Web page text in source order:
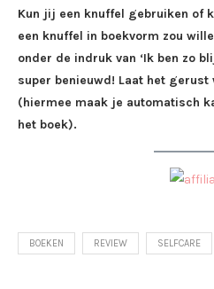
Kun jij een knuffel gebruiken of
een knuffel in boekvorm zou
onder de indruk van ‘Ik ben zo
super benieuwd! Laat het gerust
(hiermee maak je automatisch
het boek).
BOEKEN REVIEW SELFCARE